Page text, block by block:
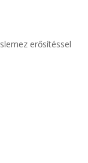
erősítéssel